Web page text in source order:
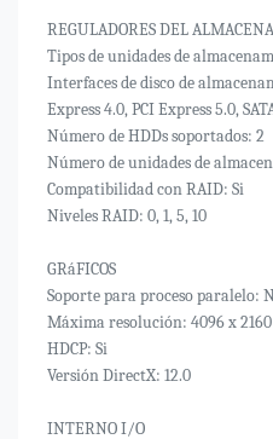
REGULADORES DEL
Tipos de unidades de
Interfaces de disco de
Express 4.0, PCI Express 5.0,
Número de HDDs soportados: 2
Número de unidades de
Compatibilidad con RAID: Si
Niveles RAID: 0, 1, 5, 10
GRáFICOS
Soporte para proceso paralelo:
Máxima resolución: 4096 x 2160
HDCP: Si
Versión DirectX: 12.0
INTERNO I/O